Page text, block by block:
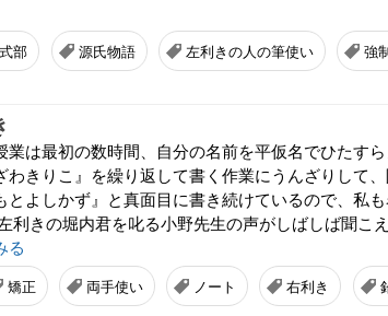
部 源氏物語 左利きの人の筆使い 強
業は最初の数時間、自分の名前を平仮名でひたすら
わきりこ』を繰り返して書く作業にうんざりして、
とよしかず』と真面目に書き続けているので、私
利きの堀内君を叱る小野先生の声がしばしば聞こ
る
矯正 両手使い ノート 右利き